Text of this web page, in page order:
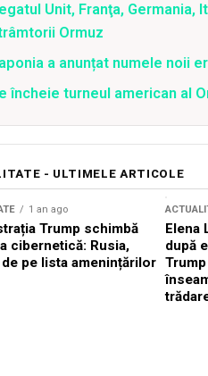
Unit, Franţa,
Ormuz
a anunțat numele noii
încheie turneul american al
- ULTIMELE ARTICOLE
1 an ago
Trump schimbă
cibernetică: Rusia,
pe lista amenințărilor
Elena
după